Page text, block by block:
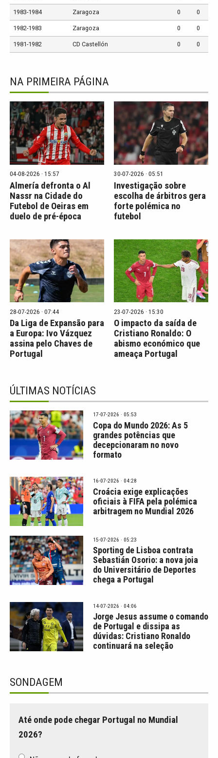
1983-1984 Zaragoza 0 0
1982-1983 Zaragoza 0 0
1981-1982 CD Castellón 0 0
NA PRIMEIRA PÁGINA
04-08-2026 · 15:57
Almería defronta o Al
Nassr na Cidade do
Futebol de Oeiras em
duelo de pré-época
30-07-2026 · 05:51
Investigação sobre
escolha de árbitros gera
forte polémica no
futebol
28-07-2026 · 07:44
Da Liga de Expansão para
a Europa: Ivo Vázquez
assina pelo Chaves de
Portugal
23-07-2026 · 15:30
O impacto da saída de
Cristiano Ronaldo: O
abismo económico que
ameaça Portugal
ÚLTIMAS NOTÍCIAS
17-07-2026 · 05:53
Copa do Mundo 2026: As 5
grandes potências que
decepcionaram no novo
formato
16-07-2026 · 04:28
Croácia exige explicações
oficiais à FIFA pela polémica
arbitragem no Mundial 2026
15-07-2026 · 05:23
Sporting de Lisboa contrata
Sebastián Osorio: a nova joia
do Universitário de Deportes
chega a Portugal
14-07-2026 · 04:06
Jorge Jesus assume o comando
de Portugal e dissipa as
dúvidas: Cristiano Ronaldo
continuará na seleção
SONDAGEM
Até onde pode chegar Portugal no Mundial
2026?